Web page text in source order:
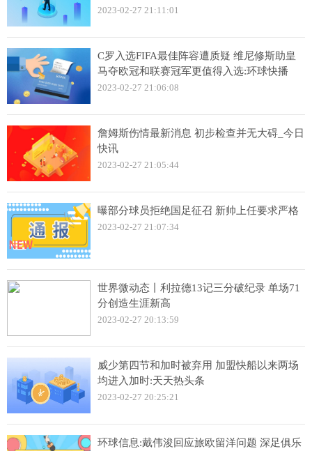
2023-02-27 21:11:01
C罗入选FIFA最佳阵容遭质疑 维尼修斯助皇
马夺欧冠和联赛冠军更值得入选:环球快播
2023-02-27 21:06:08
詹姆斯伤情最新消息 初步检查并无大碍_今日
快讯
2023-02-27 21:05:44
曝部分球员拒绝国足征召 新帅上任要求严格
2023-02-27 21:07:34
世界微动态丨利拉德13记三分破纪录 单场71
分创造生涯新高
2023-02-27 20:13:59
威少第四节和加时被弃用 加盟快船以来两场
均进入加时:天天热头条
2023-02-27 20:25:21
环球信息:戴伟浚回应旅欧留洋问题 深足俱乐